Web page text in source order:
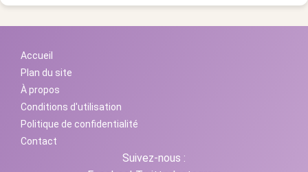
Accueil
Plan du site
À propos
Conditions d'utilisation
Politique de confidentialité
Contact
Suivez-nous :